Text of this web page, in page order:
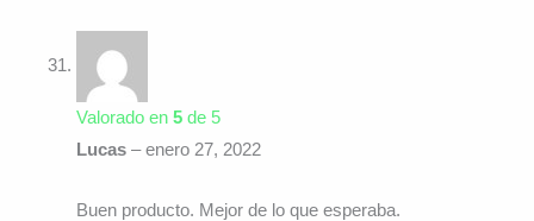
Valorado en 5de 5
Lucas – enero 27, 2022
Buen producto. Mejor de lo que esperaba.